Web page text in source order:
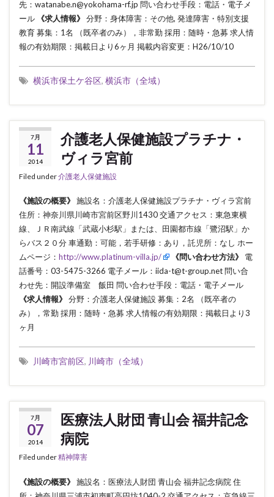
先：watanabe.n@yokohama-rf.jp 問い合わせ手段：電話・電子メ
ール
《求人情報》
分野：身体障害：その他, 発達障害・特別支援
教育 募集：1名 （既卒者のみ），非常勤 採用：随時・急募 求人情
報の有効期限：掲載日より6ヶ月 掲載内容変更：H26/10/10
横浜市保土ケ谷区, 横浜市（全域）
7月
11
2014
介護老人保健施設プラチナ・
ヴィラ宮前
Filed under介護老人保健施設
《施設の概要》
施設名：介護老人保健施設プラチナ・ヴィラ宮前
住所：神奈川県川崎市宮前区野川1430 交通アクセス：東急東横
線、ＪＲ南武線「武蔵小杉駅」または、田園都市線「鷺沼駅」か
らバス２０分 車通勤：可能，若手研修：あり，託児所：なし ホー
ムページ： http://www.platinum-villa.jp/ 《問い合わせ方法》
電
話番号：03-5475-3266 電子メール：iida-t@t-group.net 問い合
わせ先：開設準備室 飯田 問い合わせ手段：電話・電子メール
《求人情報》
分野：介護老人保健施設 募集：2名 （既卒者の
み），常勤 採用：随時・急募 求人情報の有効期限：掲載日より3
ヶ月
川崎市宮前区, 川崎市（全域）
7月
07
2014
医療法人財団 青山会 福井記念
病院
Filed under精神障害
《施設の概要》
施設名：医療法人財団 青山会 福井記念病院 住